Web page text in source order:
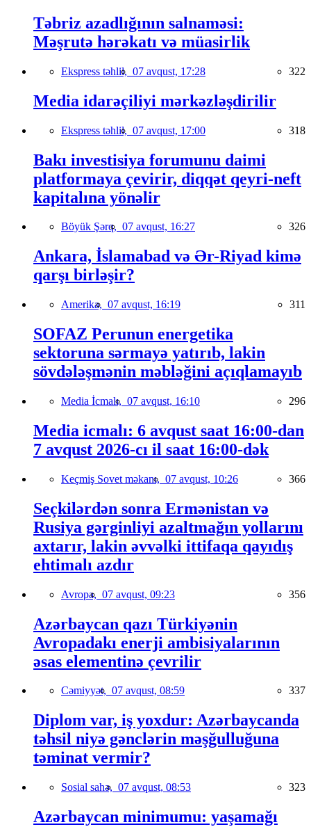
Təbriz azadlığının salnaməsi:
Məşrutə hərəkatı və müasirlik
Ekspress təhlil, 07 avqust, 17:28 322
Media idarəçiliyi mərkəzləşdirilir
Ekspress təhlil, 07 avqust, 17:00 318
Bakı investisiya forumunu daimi
platformaya çevirir, diqqət qeyri-neft
kapitalına yönəlir
Böyük Şərq, 07 avqust, 16:27 326
Ankara, İslamabad və Ər-Riyad kimə
qarşı birləşir?
Amerika, 07 avqust, 16:19 311
SOFAZ Perunun energetika
sektoruna sərmayə yatırıb, lakin
sövdələşmənin məbləğini açıqlamayıb
Media İcmalı, 07 avqust, 16:10 296
Media icmalı: 6 avqust saat 16:00-dan
7 avqust 2026-cı il saat 16:00-dək
Keçmiş Sovet məkanı, 07 avqust, 10:26 366
Seçkilərdən sonra Ermənistan və
Rusiya gərginliyi azaltmağın yollarını
axtarır, lakin əvvəlki ittifaqa qayıdış
ehtimalı azdır
Avropa, 07 avqust, 09:23 356
Azərbaycan qazı Türkiyənin
Avropadakı enerji ambisiyalarının
əsas elementinə çevrilir
Cəmiyyət, 07 avqust, 08:59 337
Diplom var, iş yoxdur: Azərbaycanda
təhsil niyə gənclərin məşğulluğuna
təminat vermir?
Sosial sahə, 07 avqust, 08:53 323
Azərbaycan minimumu: yaşamağı